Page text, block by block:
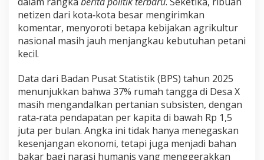
netizen dari kota‑kota besar mengirimkan
komentar, menyoroti betapa kebijakan agrikultur
nasional masih jauh menjangkau kebutuhan petani
kecil.
Data dari Badan Pusat Statistik (BPS) tahun 2025
menunjukkan bahwa 37% rumah tangga di Desa X
masih mengandalkan pertanian subsisten, dengan
rata‑rata pendapatan per kapita di bawah Rp 1,5
juta per bulan. Angka ini tidak hanya menegaskan
kesenjangan ekonomi, tetapi juga menjadi bahan
bakar bagi narasi humanis yang menggerakkan